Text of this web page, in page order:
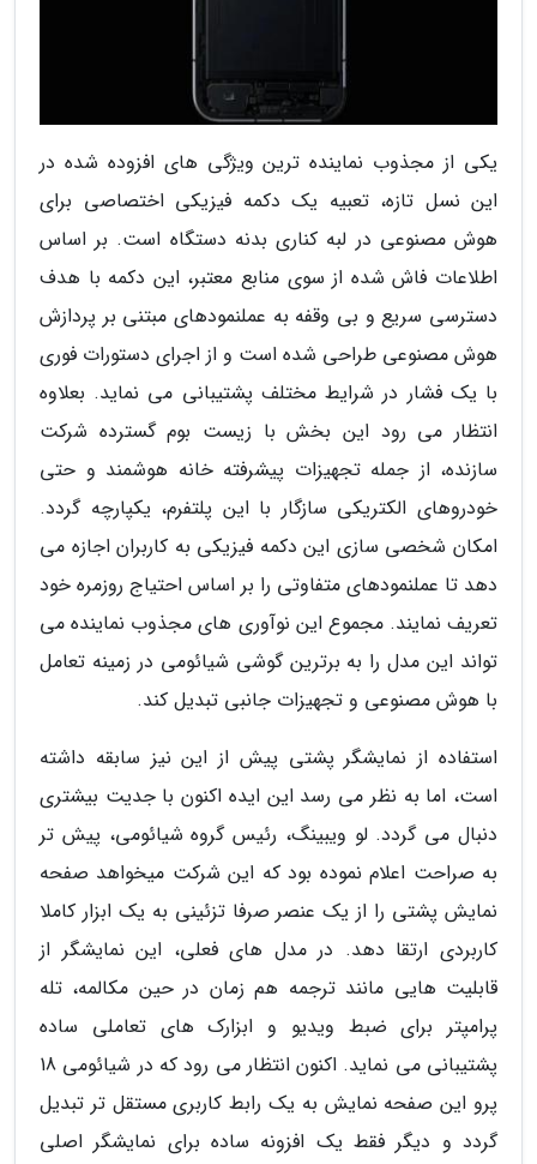
یکی از مجذوب نماینده ترین ویژگی های افزوده شده در
این نسل تازه، تعبیه یک دکمه فیزیکی اختصاصی برای
هوش مصنوعی در لبه کناری بدنه دستگاه است. بر اساس
اطلاعات فاش شده از سوی منابع معتبر، این دکمه با هدف
دسترسی سریع و بی وقفه به عملنمودهای مبتنی بر پردازش
هوش مصنوعی طراحی شده است و از اجرای دستورات فوری
با یک فشار در شرایط مختلف پشتیبانی می نماید. بعلاوه
انتظار می رود این بخش با زیست بوم گسترده شرکت
سازنده، از جمله تجهیزات پیشرفته خانه هوشمند و حتی
خودروهای الکتریکی سازگار با این پلتفرم، یکپارچه گردد.
امکان شخصی سازی این دکمه فیزیکی به کاربران اجازه می
دهد تا عملنمودهای متفاوتی را بر اساس احتیاج روزمره خود
تعریف نمایند. مجموع این نوآوری های مجذوب نماینده می
تواند این مدل را به برترین گوشی شیائومی در زمینه تعامل
با هوش مصنوعی و تجهیزات جانبی تبدیل کند.
استفاده از نمایشگر پشتی پیش از این نیز سابقه داشته
است، اما به نظر می رسد این ایده اکنون با جدیت بیشتری
دنبال می گردد. لو ویبینگ، رئیس گروه شیائومی، پیش تر
به صراحت اعلام نموده بود که این شرکت میخواهد صفحه
نمایش پشتی را از یک عنصر صرفا تزئینی به یک ابزار کاملا
کاربردی ارتقا دهد. در مدل های فعلی، این نمایشگر از
قابلیت هایی مانند ترجمه هم زمان در حین مکالمه، تله
پرامپتر برای ضبط ویدیو و ابزارک های تعاملی ساده
پشتیبانی می نماید. اکنون انتظار می رود که در شیائومی 18
پرو این صفحه نمایش به یک رابط کاربری مستقل تر تبدیل
گردد و دیگر فقط یک افزونه ساده برای نمایشگر اصلی